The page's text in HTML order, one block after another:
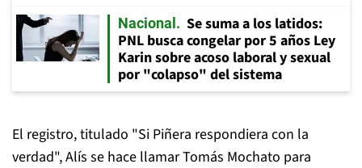
Nacional
Se suma a los latidos:
PNL busca congelar por 5 años Ley
Karin sobre acoso laboral y sexual
por "colapso" del sistema
El registro, titulado "Si Piñera respondiera con la
verdad", Alís se hace llamar Tomás Mochato para